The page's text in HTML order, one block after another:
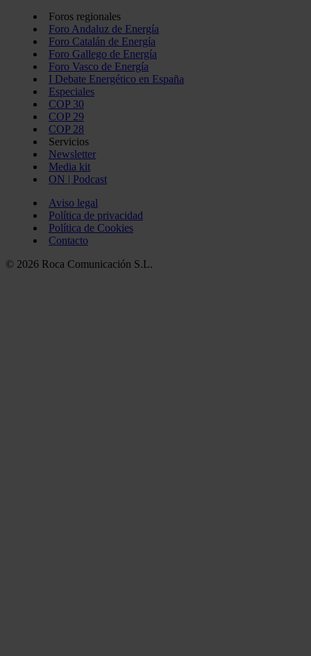
Foros regionales
Foro Andaluz de Energía
Foro Catalán de Energía
Foro Gallego de Energía
Foro Vasco de Energía
I Debate Energético en España
Especiales
COP 30
COP 29
COP 28
Servicios
Newsletter
Media kit
ON | Podcast
Aviso legal
Política de privacidad
Política de Cookies
Contacto
© 2026 Roca Comunicación S.L.